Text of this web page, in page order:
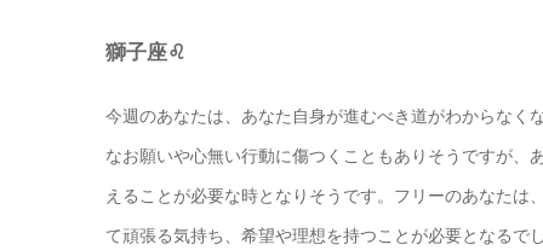
獅子座♌️
今週のあなたは、あなた自身が進むべき道がわからなく
なお願いや心無い行動に傷つくこともありそうですが
えることが必要な時となりそうです。フリーのあなた
て頑張る気持ち、希望や理想を持つことが必要となるで